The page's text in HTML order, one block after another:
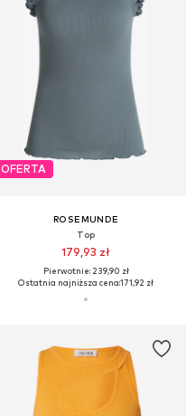
OFERTA
ROSEMUNDE
Top
179,93 zł
Pierwotnie: 239,90 zł
Ostatnia najniższa cena:171,92 zł